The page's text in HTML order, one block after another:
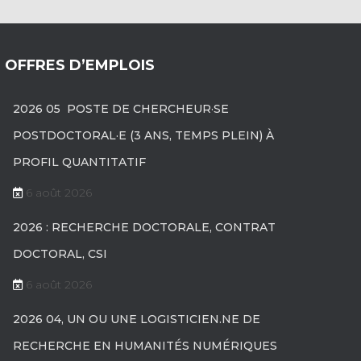
OFFRES D’EMPLOIS
2026 05 POSTE DE CHERCHEUR·SE
POSTDOCTORAL·E (3 ANS, TEMPS PLEIN) À
PROFIL QUANTITATIF
6 août 2026
2026 : RECHERCHE DOCTORALE, CONTRAT
DOCTORAL, CSI
6 août 2026
2026 04, UN OU UNE LOGISTICIEN.NE DE
RECHERCHE EN HUMANITÉS NUMÉRIQUES